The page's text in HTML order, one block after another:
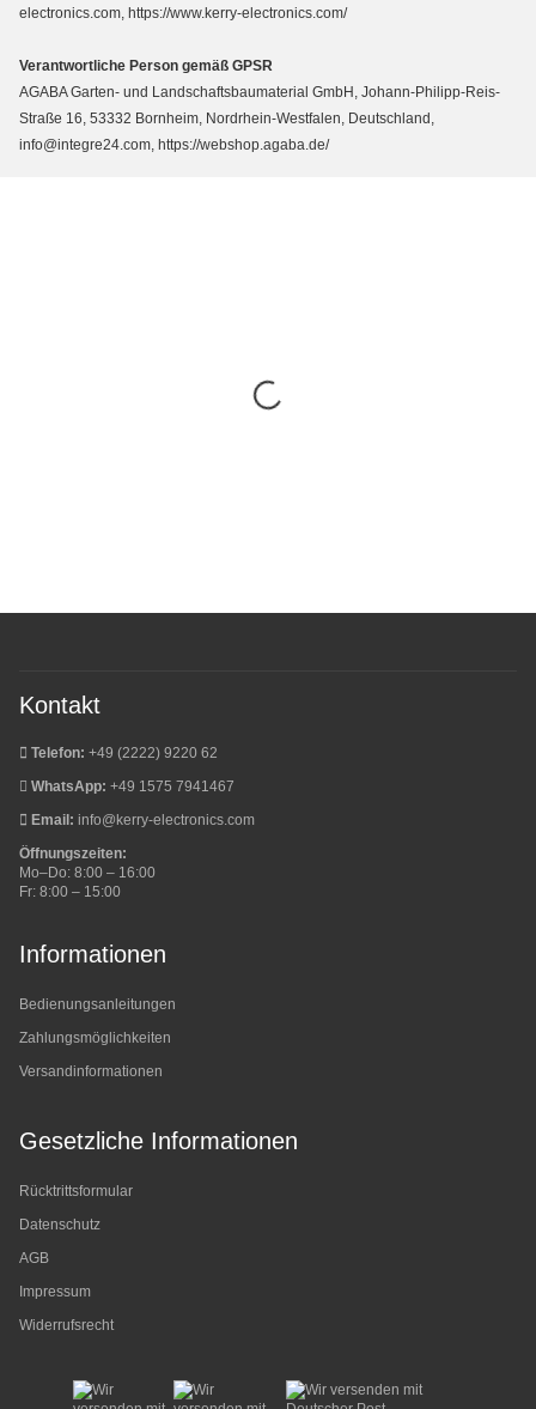
electronics.com, https://www.kerry-electronics.com/
Verantwortliche Person gemäß GPSR
AGABA Garten- und Landschaftsbaumaterial GmbH, Johann-Philipp-Reis-
Straße 16, 53332 Bornheim, Nordrhein-Westfalen, Deutschland,
info@integre24.com, https://webshop.agaba.de/
Kontakt
Telefon: +49 (2222) 9220 62
WhatsApp: +49 1575 7941467
Email: info@kerry-electronics.com
Öffnungszeiten:
Mo–Do: 8:00 – 16:00
Fr: 8:00 – 15:00
Informationen
Bedienungsanleitungen
Zahlungsmöglichkeiten
Versandinformationen
Gesetzliche Informationen
Rücktrittsformular
Datenschutz
AGB
Impressum
Widerrufsrecht